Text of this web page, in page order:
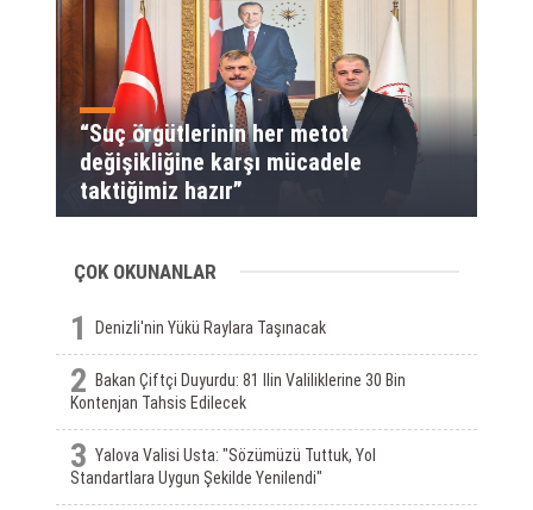
“Suç örgütlerinin her metot
değişikliğine karşı mücadele
taktiğimiz hazır”
ÇOK OKUNANLAR
1 Denizli'nin Yükü Raylara Taşınacak
2
Bakan Çiftçi Duyurdu: 81 Ilin Valiliklerine 30 Bin
Kontenjan Tahsis Edilecek
3 Yalova Valisi Usta: "Sözümüzü Tuttuk, Yol
Standartlara Uygun Şekilde Yenilendi"